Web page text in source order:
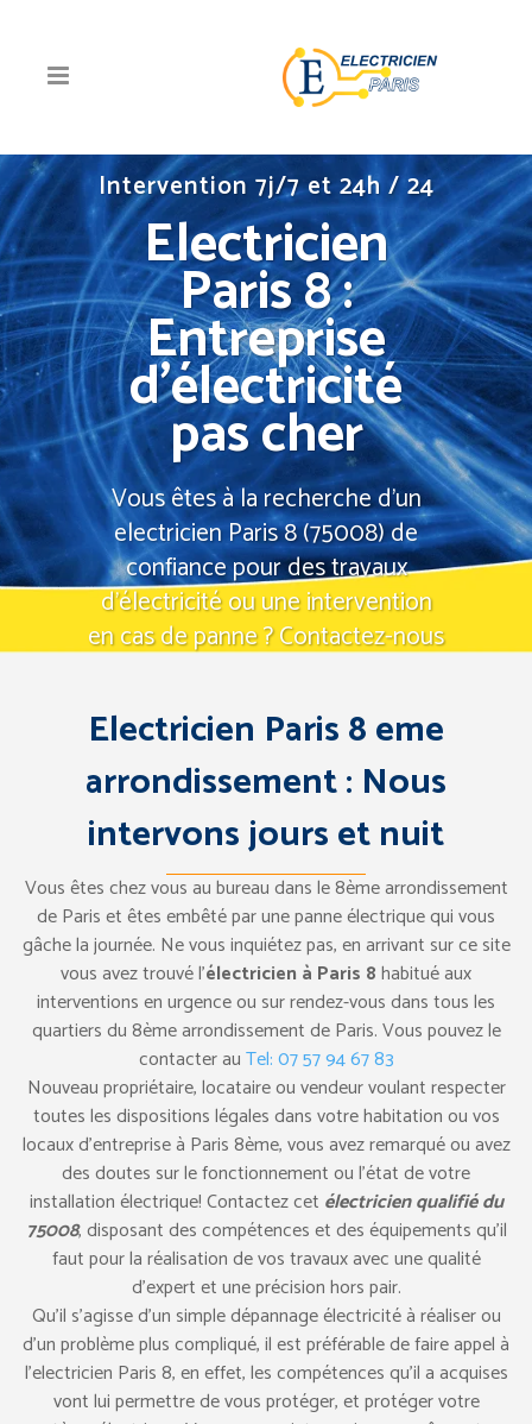
Intervention 7j/7 et 24h / 24
Electricien
Paris 8 :
Entreprise
d’électricité
pas cher
Vous êtes à la recherche d'un
electricien Paris 8 (75008) de
confiance pour des travaux
d'électricité ou une intervention
en cas de panne ? Contactez-nous
Tel: 07 57 94 67 83 Demande d’intervention
Electricien Paris 8 eme
arrondissement : Nous
intervons jours et nuit
Vous êtes chez vous au bureau dans le 8ème arrondissement
de Paris et êtes embêté par une panne électrique qui vous
gâche la journée. Ne vous inquiétez pas, en arrivant sur ce site
vous avez trouvé l’électricien à Paris 8habitué aux
interventions en urgence ou sur rendez-vous dans tous les
quartiers du 8ème arrondissement de Paris. Vous pouvez le
contacter auTel: 07 57 94 67 83
Nouveau propriétaire, locataire ou vendeur voulant respecter
toutes les dispositions légales dans votre habitation ou vos
locaux d’entreprise à Paris 8ème, vous avez remarqué ou avez
des doutes sur le fonctionnement ou l’état de votre
installation électrique! Contactez cet électricien qualifié du
75008, disposant des compétences et des équipements qu’il
faut pour la réalisation de vos travaux avec une qualité
d’expert et une précision hors pair.
Qu’il s’agisse d’un simple dépannage électricité à réaliser ou
d’un problème plus compliqué, il est préférable de faire appel à
l’electricien Paris 8, en effet, les compétences qu’il a acquises
vont lui permettre de vous protéger, et protéger votre